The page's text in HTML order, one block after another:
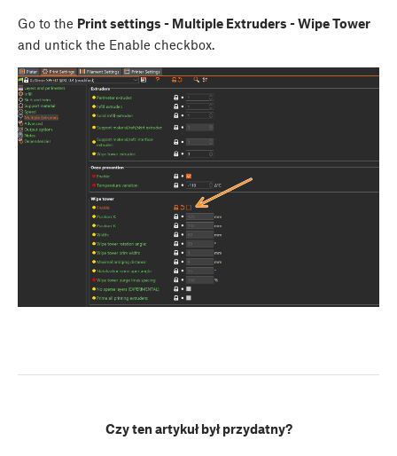
Go to the Print settings - Multiple Extruders - Wipe Tower
and untick the Enable checkbox.
Czy ten artykuł był przydatny?